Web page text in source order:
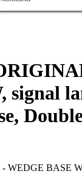
signal
WEDGE BASE